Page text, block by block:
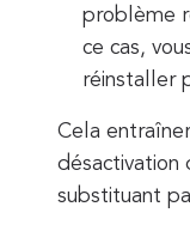
problème
ce cas,
réinstaller
Cela
désactivation
substituant